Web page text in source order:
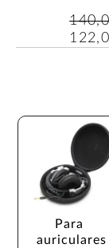
Para
auriculares